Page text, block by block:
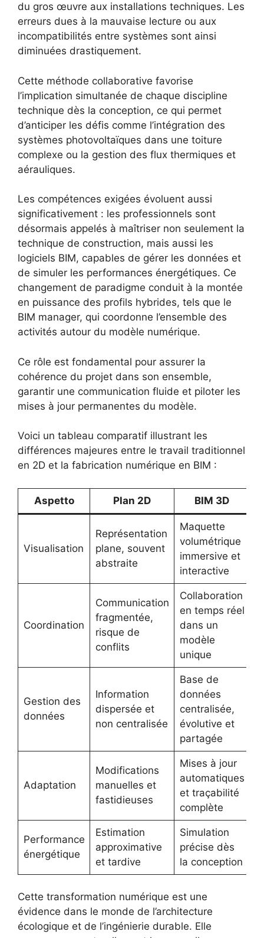
du gros œuvre aux installations techniques. Les
erreurs dues à la mauvaise lecture ou aux
incompatibilités entre systèmes sont ainsi
diminuées drastiquement.
Cette méthode collaborative favorise
l’implication simultanée de chaque discipline
technique dès la conception, ce qui permet
d’anticiper les défis comme l’intégration des
systèmes photovoltaïques dans une toiture
complexe ou la gestion des flux thermiques et
aérauliques.
Les compétences exigées évoluent aussi
significativement : les professionnels sont
désormais appelés à maîtriser non seulement la
technique de construction, mais aussi les
logiciels BIM, capables de gérer les données et
de simuler les performances énergétiques. Ce
changement de paradigme conduit à la montée
en puissance des profils hybrides, tels que le
BIM manager, qui coordonne l’ensemble des
activités autour du modèle numérique.
Ce rôle est fondamental pour assurer la
cohérence du projet dans son ensemble,
garantir une communication fluide et piloter les
mises à jour permanentes du modèle.
Voici un tableau comparatif illustrant les
différences majeures entre le travail traditionnel
en 2D et la fabrication numérique en BIM :
Aspetto Plan 2D BIM 3D
Visualisation
Représentation
plane, souvent
abstraite
Maquette
volumétrique
immersive et
interactive
Coordination
Communication
fragmentée,
risque de
conflits
Collaboration
en temps réel
dans un
modèle
unique
Gestion des
données
Information
dispersée et
non centralisée
Base de
données
centralisée,
évolutive et
partagée
Adaptation
Modifications
manuelles et
fastidieuses
Mises à jour
automatiques
et traçabilité
complète
Performance
énergétique
Estimation
approximative
et tardive
Simulation
précise dès
la conception
Cette transformation numérique est une
évidence dans le monde de l’architecture
écologique et de l’ingénierie durable. Elle